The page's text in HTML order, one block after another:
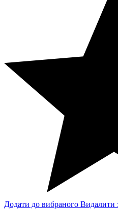
Додати до вибраного Видалити